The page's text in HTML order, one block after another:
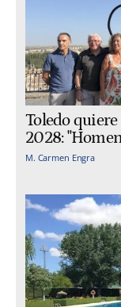
Toledo quiere
2028:
M. Carmen Engra